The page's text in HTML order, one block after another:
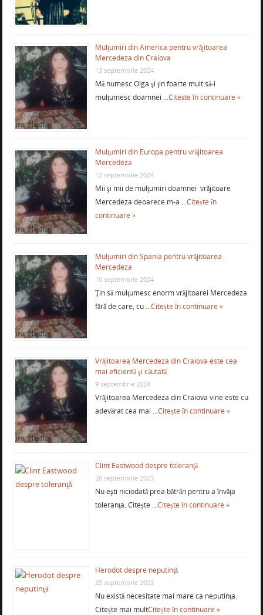
Mulţumiri din America pentru vrăjitoarea
Mercedeza din Craiova
13 septembrie 2024
Mă numesc Olga şi ţin foarte mult să-i
mulţumesc doamnei …Citește în continuare »
Mulţumiri din Europa pentru vrăjitoarea
Mercedeza
12 septembrie 2024
Mii şi mii de mulţumiri doamnei vrăjitoare
Mercedeza deoarece m-a …Citește în
continuare »
Mulţumiri din Spania pentru vrăjitoarea
Mercedeza
10 septembrie 2024
Ţin să mulţumesc enorm vrăjitoarei Mercedeza
fără de care, cu …Citește în continuare »
Vrăjitoarea Mercedeza din Craiova este cea
mai eficientă şi căutată
9 septembrie 2024
Vrăjitoarea Mercedeza din Craiova vine este cu
adevărat cea mai …Citește în continuare »
Clint Eastwood despre toleranţă
26 septembrie 2023
Nu eşti niciodată prea bătrân pentru a învăţa
toleranţa. Citește …Citește în continuare »
Herodot despre neputinţă
25 septembrie 2023
Nu există necesitate mai mare ca neputinţa.
Citește mai multCitește în continuare »